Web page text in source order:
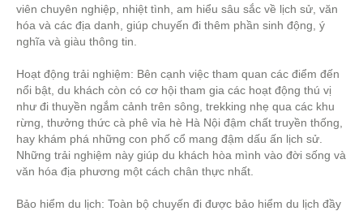
viên chuyên nghiệp, nhiệt tình, am hiểu sâu sắc về lịch sử, văn
hóa và các địa danh, giúp chuyến đi thêm phần sinh động, ý
nghĩa và giàu thông tin.
Hoạt động trải nghiệm: Bên cạnh việc tham quan các điểm đến
nổi bật, du khách còn có cơ hội tham gia các hoạt động thú vị
như đi thuyền ngắm cảnh trên sông, trekking nhẹ qua các khu
rừng, thưởng thức cà phê vỉa hè Hà Nội đậm chất truyền thống,
hay khám phá những con phố cổ mang đậm dấu ấn lịch sử.
Những trải nghiệm này giúp du khách hòa mình vào đời sống và
văn hóa địa phương một cách chân thực nhất.
Bảo hiểm du lịch: Toàn bộ chuyến đi được bảo hiểm du lịch đầy